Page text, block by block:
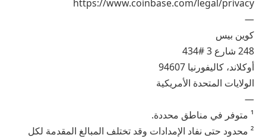
https://www.coinbase.com/legal/privacy
—
كوين بيس
248 شارع 3 #434
أوكلاند، كاليفورنيا 94607
الولايات المتحدة الأمريكية
—
¹ متوفر في مناطق محددة.
² محدود حتى نفاد الإمدادات وقد تختلف المبالغ المقدمة لكل